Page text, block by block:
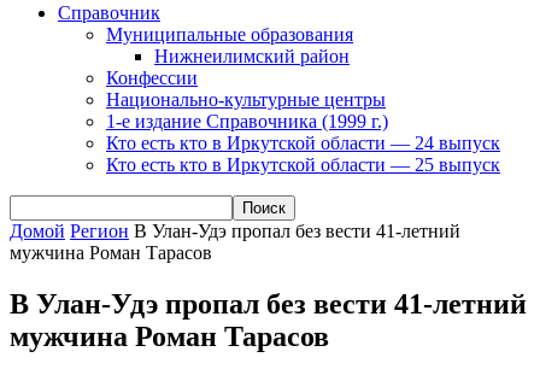
Справочник
Муниципальные образования
Нижнеилимский район
Конфессии
Национально-культурные центры
1-е издание Справочника (1999 г.)
Кто есть кто в Иркутской области — 24 выпуск
Кто есть кто в Иркутской области — 25 выпуск
Домой Регион В Улан-Удэ пропал без вести 41-летний
мужчина Роман Тарасов
В Улан-Удэ пропал без вести 41-летний
мужчина Роман Тарасов